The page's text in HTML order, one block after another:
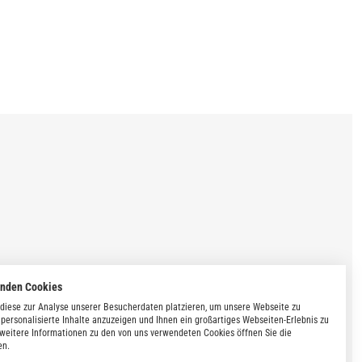
Cookies
zur Analyse unserer Besucherdaten platzieren, um unsere Webseite zu
Inhalte anzuzeigen und Ihnen ein großartiges Webseiten-Erlebnis zu
Informationen zu den von uns verwendeten Cookies öffnen Sie die